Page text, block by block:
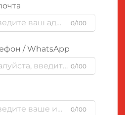
0/100
/ WhatsApp
0/100
0/100